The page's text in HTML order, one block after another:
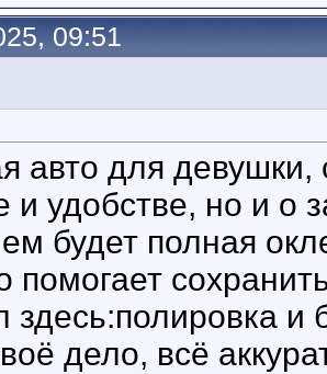
09:51
авто для девушки,
и удобстве, но и о
будет полная
помогает
здесь:полировка
дело, всё